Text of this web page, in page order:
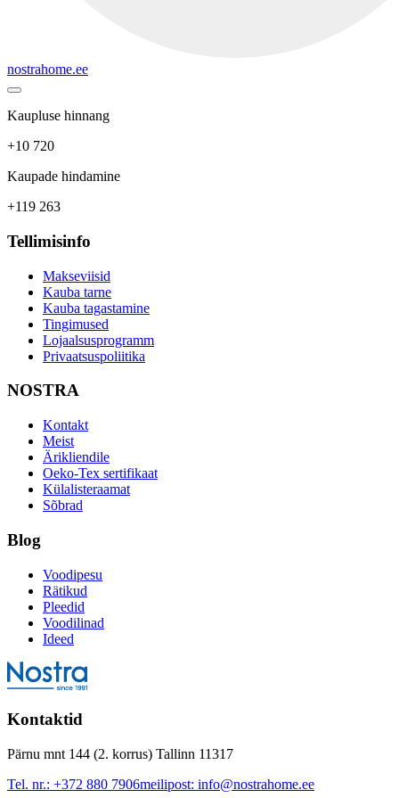
nostrahome.ee
Kaupluse hinnang
+10 720
Kaupade hindamine
+119 263
Tellimisinfo
Makseviisid
Kauba tarne
Kauba tagastamine
Tingimused
Lojaalsusprogramm
Privaatsuspoliitika
NOSTRA
Kontakt
Meist
Ärikliendile
Oeko-Tex sertifikaat
Külalisteraamat
Sõbrad
Blog
Voodipesu
Rätikud
Pleedid
Voodilinad
Ideed
Kontaktid
Pärnu mnt 144 (2. korrus) Tallinn 11317
Tel. nr.: +372 880 7906meilipost: info@nostrahome.ee